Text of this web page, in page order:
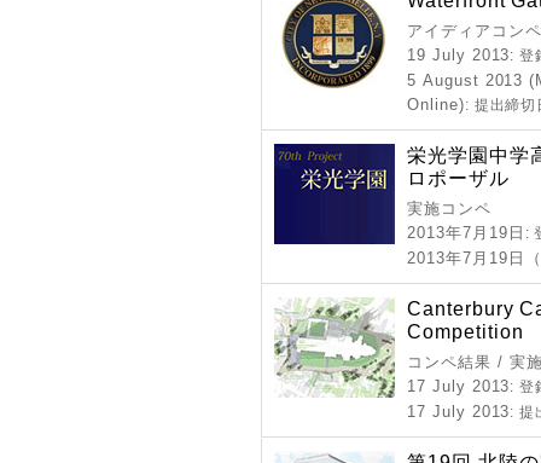
アイディアコン
19 July 2013: 登
5 August 2013
Online): 提出締切
栄光学園中学
ロポーザル
実施コンペ
2013年7月19日 :
2013年7月19日
Canterbury
Competition
コンペ結果 / 実
17 July 2013: 登
17 July 2013: 提